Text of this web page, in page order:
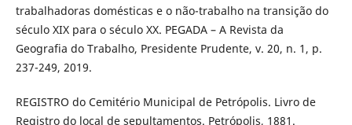
trabalhadoras domésticas e o não-trabalho na transição do
século XIX para o século XX. PEGADA – A Revista da
Geografia do Trabalho, Presidente Prudente, v. 20, n. 1, p.
237-249, 2019.
REGISTRO do Cemitério Municipal de Petrópolis. Livro de
Registro do local de sepultamentos. Petrópolis, 1881.